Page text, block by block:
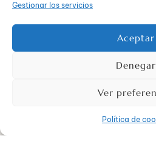
Gestionar los servicios
Aceptar
Denegar
Ver
Política de
información clara y precisa
desmontando mitos y
menudo rodean a estos trastornos.
es
ofrece estrategias para
trastorno. A través de cada
irracionales o destructivos,